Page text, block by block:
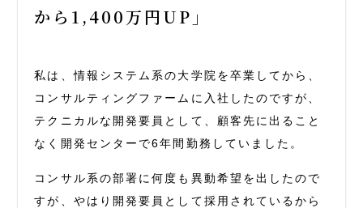
から1,400万円UP」
私は、情報システム系の大学院を卒業してから、
コンサルティングファームに入社したのですが、
テクニカルな開発要員として、顧客先に出ること
なく開発センターで6年間勤務していました。
コンサル系の部署に何度も異動希望を出したので
すが、やはり開発要員として採用されているから